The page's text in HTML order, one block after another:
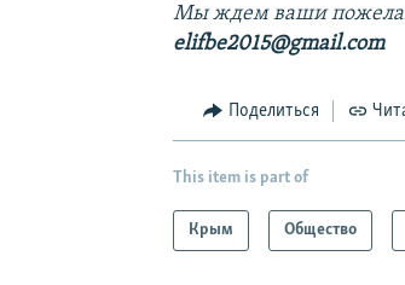
Мы ждем ваши
elifbe2015@gmail.com
Поделиться
This item is part of
Крым Общество